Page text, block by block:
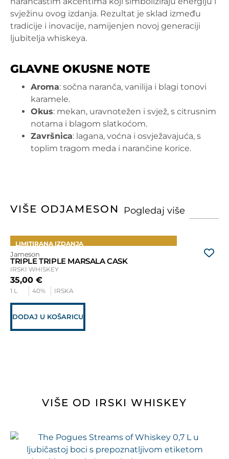
svježinu ovog izdanja. Rezultat je sklad između
tradicije i inovacije, namijenjen novoj generaciji
ljubitelja whiskeya.
GLAVNE OKUSNE NOTE
Aroma: sočna naranča, vanilija i blagi tonovi
karamele.
Okus: mekan, uravnotežen i svjež, s citrusnim
notama i blagom slatkoćom.
Završnica: lagana, voćna i osvježavajuća, s
toplim tragom meda i narančine korice.
VIŠE ODJAMESON
TOP
LIMITIRANA IZDANJA
Jameson
TRIPLE TRIPLE MARSALA CASK
IRSKI WHISKEY
35,00 €
1 L 40% IRSKA
DODAJ U KOŠARICU
VIŠE OD IRSKI WHISKEY